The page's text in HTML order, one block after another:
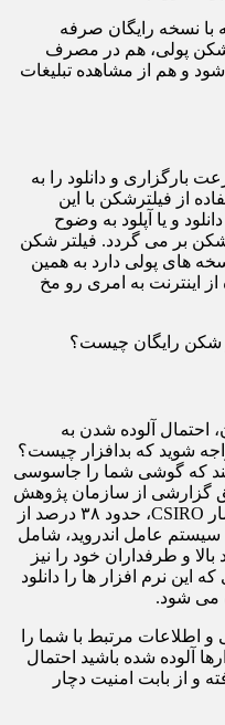
با نسخه رایگان صرفه
پولی، هم در مصرف
و هم از مشاهده تبلیغات
بارگزاری و دانلود را به
از فیلترشکن با این
و یا آپلود به وضوح
بر می گردد. فیلتر شکن
های پولی دارد به همین
اینترنت به امری رو مخ
احتمال آلوده شدن به
شوید که بدافزار چیست؟
که گوشی شما را جاسوسی
گزارشی از سازمان پژوهش
های علمی همسود استرالیا یا به اختصار CSIRO، حدود ۳۸ درصد از
سیستم عامل اندروید، شامل
بالا و طرفداران خود را نیز
متوسط از هر ۳ کاربری که این نرم افزار ها را دانلود
می شود.
و اطلاعات مرتبط با شما را
آلوده شده باشید احتمال
از بابت امنیت دچار